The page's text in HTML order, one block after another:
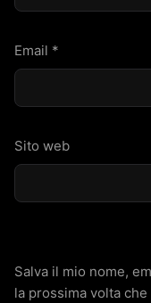
Email *
Sito web
Salva il mio nome,
la prossima volta